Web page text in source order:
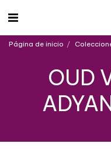
Página de inicio
OUD